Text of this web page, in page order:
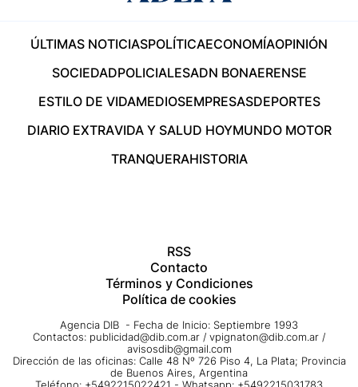
ÚLTIMAS NOTICIASPOLÍTICAECONOMÍAOPINIÓN
SOCIEDADPOLICIALESADN BONAERENSE
ESTILO DE VIDAMEDIOSEMPRESASDEPORTES
DIARIO EXTRAVIDA Y SALUD HOYMUNDO MOTOR
TRANQUERAHISTORIA
RSS
Contacto
Términos y Condiciones
Política de cookies
Agencia DIB - Fecha de Inicio: Septiembre 1993
Contactos: publicidad@dib.com.ar / vpignaton@dib.com.ar /
avisosdib@gmail.com
Dirección de las oficinas: Calle 48 Nº 726 Piso 4, La Plata; Provincia
de Buenos Aires, Argentina